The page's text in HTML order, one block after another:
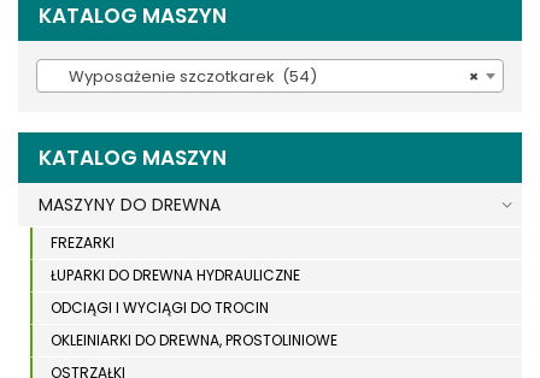
KATALOG MASZYN
×
Wyposażenie szczotkarek (54)
KATALOG MASZYN
MASZYNY DO DREWNA
FREZARKI
ŁUPARKI DO DREWNA HYDRAULICZNE
ODCIĄGI I WYCIĄGI DO TROCIN
OKLEINIARKI DO DREWNA, PROSTOLINIOWE
OSTRZAŁKI